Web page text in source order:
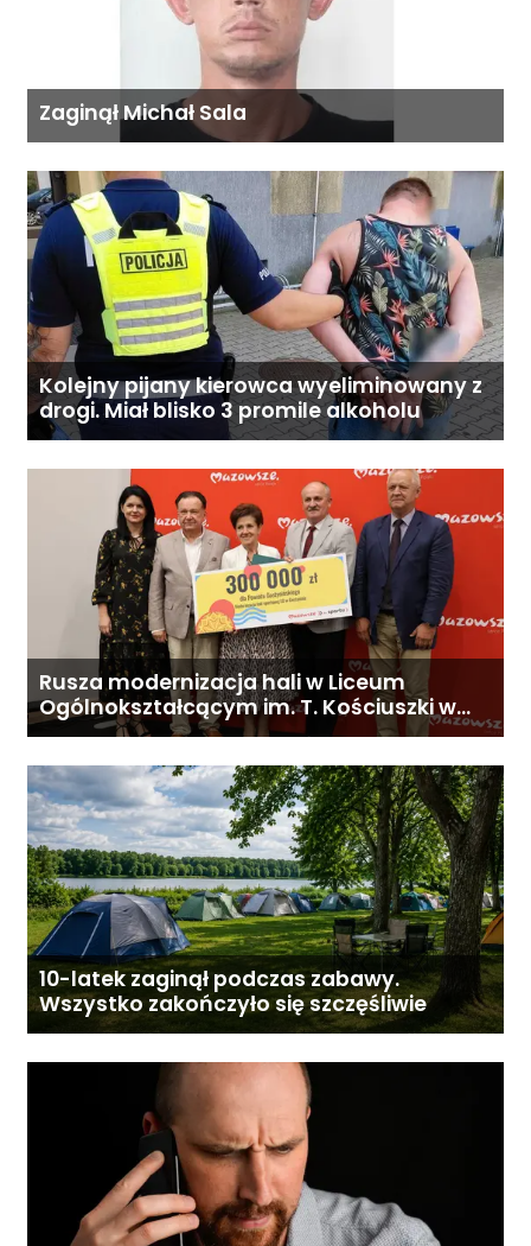
Zaginął Michał Sala
Kolejny pijany kierowca wyeliminowany z
drogi. Miał blisko 3 promile alkoholu
Rusza modernizacja hali w Liceum
Ogólnokształcącym im. T. Kościuszki w
Gostyninie
10-latek zaginął podczas zabawy.
Wszystko zakończyło się szczęśliwie